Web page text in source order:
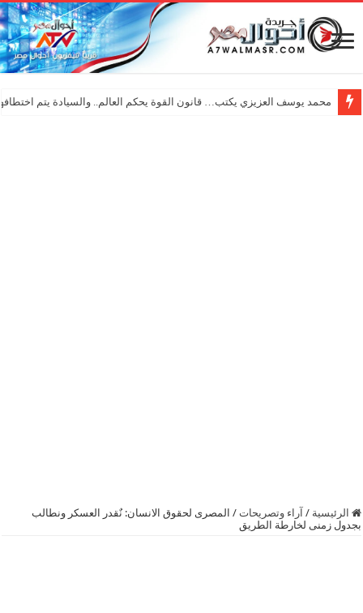
حسام حسني يشعل المسرح الروماني …ونجوم التسعينات يعيدون ذكريات
محمد يوسف العزيزي يكتب… قانون القوة يحكم العالم.. والسيادة يتم
الرئيسية / آراء وتصريحات / المصرى لحقوق الانسان: نٌقدر العسكر ونطالب
بجدول زمنى لخارطة الطريق